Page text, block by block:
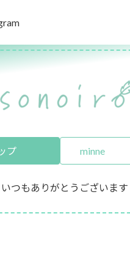
プ minne
いつもありがとうございます